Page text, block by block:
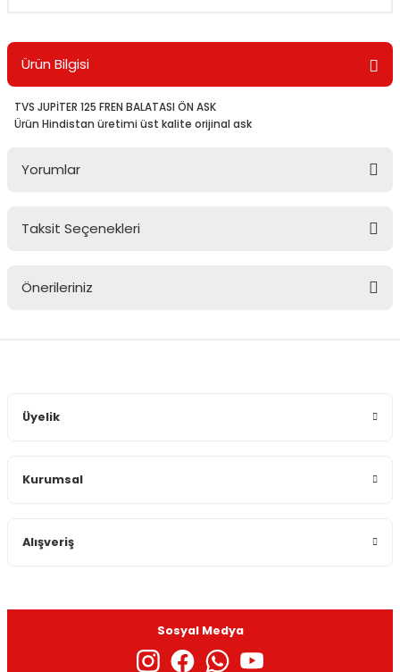
Ürün Bilgisi
TVS JUPİTER 125 FREN BALATASI ÖN ASK
Ürün Hindistan üretimi üst kalite orijinal ask
Yorumlar
Taksit Seçenekleri
Önerileriniz
Ürün bilgilerinde hatalar bulunuyor.
Gönder
Üyelik
Kurumsal
Alışveriş
Sosyal Medya